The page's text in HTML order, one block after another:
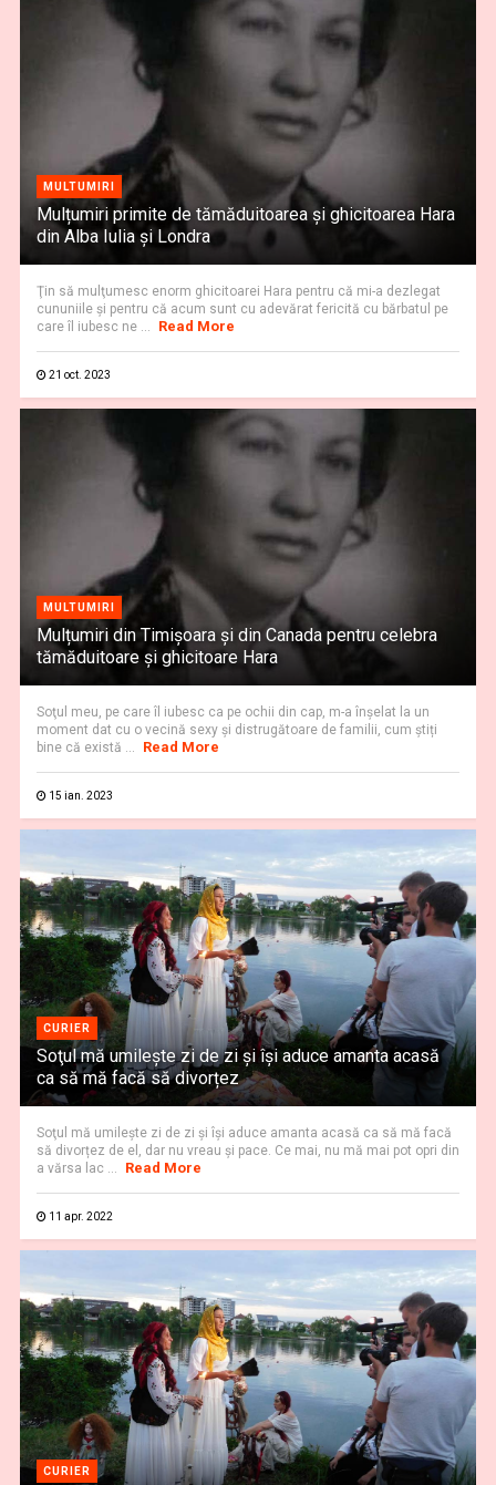
MULTUMIRI
Mulțumiri primite de tămăduitoarea și ghicitoarea Hara
din Alba Iulia și Londra
Ţin să mulţumesc enorm ghicitoarei Hara pentru că mi-a dezlegat
cununiile şi pentru că acum sunt cu adevărat fericită cu bărbatul pe
care îl iubesc ne ...
Read More
21 oct. 2023
MULTUMIRI
Mulțumiri din Timișoara și din Canada pentru celebra
tămăduitoare și ghicitoare Hara
Soţul meu, pe care îl iubesc ca pe ochii din cap, m-a înşelat la un
moment dat cu o vecină sexy şi distrugătoare de familii, cum știți
bine că există ...
Read More
15 ian. 2023
CURIER
Soţul mă umilește zi de zi și îşi aduce amanta acasă
ca să mă facă să divorțez
Soţul mă umilește zi de zi și îşi aduce amanta acasă ca să mă facă
să divorțez de el, dar nu vreau și pace. Ce mai, nu mă mai pot opri din
a vărsa lac ...
Read More
11 apr. 2022
CURIER